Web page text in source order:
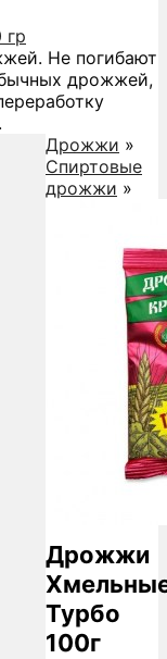
Не погибают
дрожжей,
Дрожжи »
Спиртовые
дрожжи »
Дрожжи
Турбо
100г